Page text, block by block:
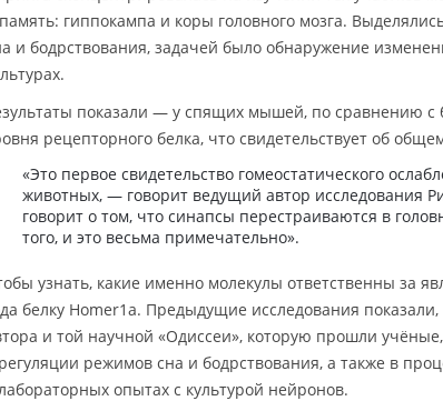
гиппокампа и коры головного мозга.
и бодрствования, задачей было обнаружение
показали — у спящих мышей, по сравнению
рецепторного белка, что свидетельствует об
«Это первое свидетельство гомеостатического
животных, — говорит ведущий автор исследования
говорит о том, что синапсы перестраиваются в
того, и это весьма примечательно».
узнать, какие именно молекулы ответственны за
белку Homer1a. Предыдущие исследования
и той научной «Одиссеи», которую прошли
режимов сна и бодрствования, а также в
опытах с культурой нейронов.